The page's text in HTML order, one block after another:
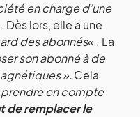
en charge d’une
Dès lors, elle a une
des abonnés« . La
son abonné à de
».Cela
en compte
de remplacer le